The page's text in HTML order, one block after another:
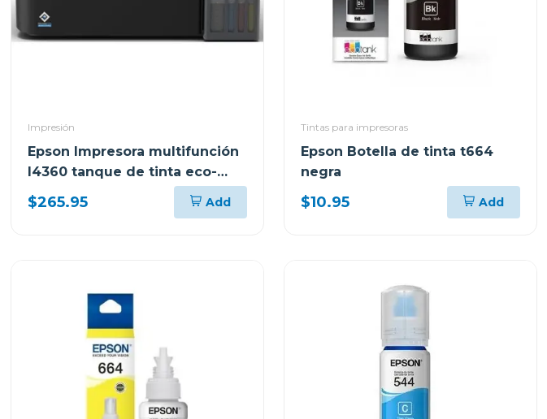
Impresión
Epson Impresora multifunción
l4360 tanque de tinta eco-
tank wi-fi
$265.95 Add
Tintas para impresoras
Epson Botella de tinta t664
negra
$10.95 Add